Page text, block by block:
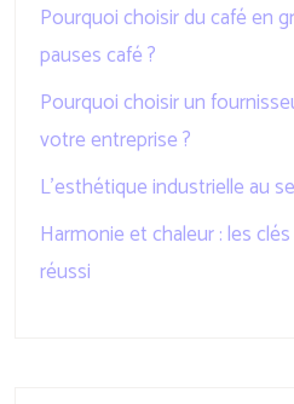
Pourquoi choisir du café en
pauses café ?
Pourquoi choisir un
votre entreprise ?
L’esthétique industrielle au
Harmonie et chaleur : les
réussi